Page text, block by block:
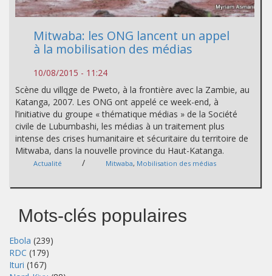
Mitwaba: les ONG lancent un appel
à la mobilisation des médias
10/08/2015 - 11:24
Scène du villqge de Pweto, à la frontière avec la Zambie, au
Katanga, 2007. Les ONG ont appelé ce week-end, à
l’initiative du groupe « thématique médias » de la Société
civile de Lubumbashi, les médias à un traitement plus
intense des crises humanitaire et sécuritaire du territoire de
Mitwaba, dans la nouvelle province du Haut-Katanga.
Actualité / Mitwaba, Mobilisation des médias
Mots-clés populaires
Ebola (239)
RDC (179)
Ituri (167)